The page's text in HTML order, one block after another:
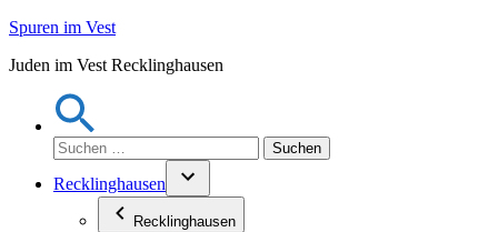
Zum
springen
Spuren im Vest
Juden im Vest Recklinghausen
Suchen
nach:
Recklinghausen
Recklinghausen